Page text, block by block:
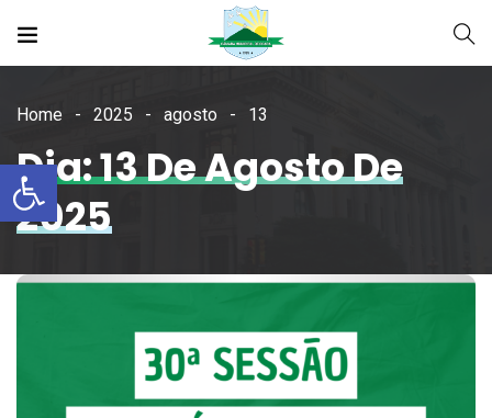
Open toolbar
Home 2025 agosto 13
Dia: 13 De Agosto De
2025